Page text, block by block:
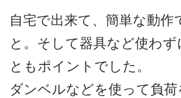
自宅で出来て、簡単な動作
と。そして器具など使わず
ともポイントでした。
ダンベルなどを使って負荷